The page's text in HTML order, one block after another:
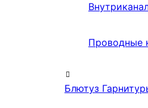
Проводные
Блютуз